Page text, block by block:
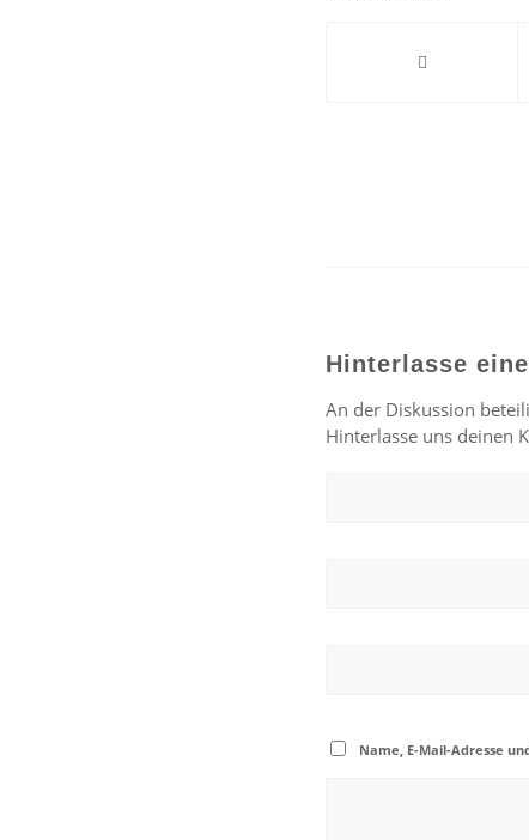
Hinterlasse
An der Diskussion
Hinterlasse uns deinen
Name, E-Mail-Adresse